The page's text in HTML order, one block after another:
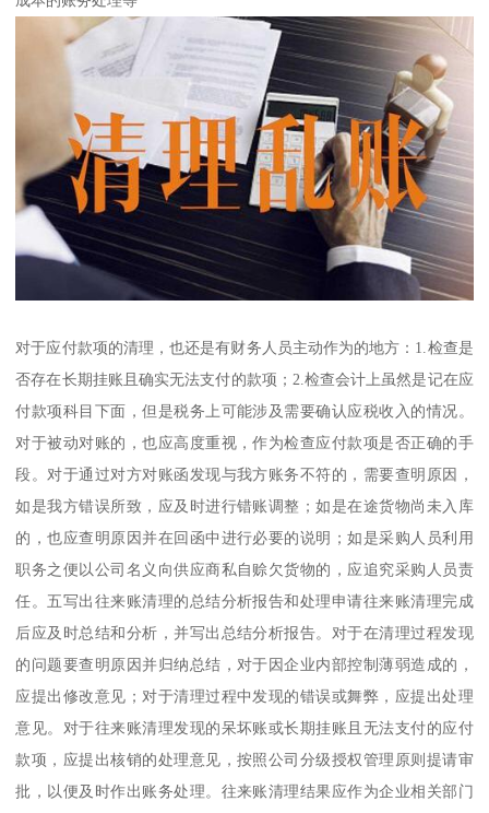
对于应付款项的清理，也还是有财务人员主动作为的地方：1.检查是
否存在长期挂账且确实无法支付的款项；2.检查会计上虽然是记在应
付款项科目下面，但是税务上可能涉及需要确认应税收入的情况。
对于被动对账的，也应高度重视，作为检查应付款项是否正确的手
段。对于通过对方对账函发现与我方账务不符的，需要查明原因，
如是我方错误所致，应及时进行错账调整；如是在途货物尚未入库
的，也应查明原因并在回函中进行必要的说明；如是采购人员利用
职务之便以公司名义向供应商私自赊欠货物的，应追究采购人员责
任。五写出往来账清理的总结分析报告和处理申请往来账清理完成
后应及时总结和分析，并写出总结分析报告。对于在清理过程发现
的问题要查明原因并归纳总结，对于因企业内部控制薄弱造成的，
应提出修改意见；对于清理过程中发现的错误或舞弊，应提出处理
意见。对于往来账清理发现的呆坏账或长期挂账且无法支付的应付
款项，应提出核销的处理意见，按照公司分级授权管理原则提请审
批，以便及时作出账务处理。往来账清理结果应作为企业相关部门